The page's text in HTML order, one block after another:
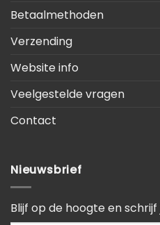
Betaalmethoden
Verzending
Website info
Veelgestelde vragen
Contact
Nieuwsbrief
Blijf op de hoogte en